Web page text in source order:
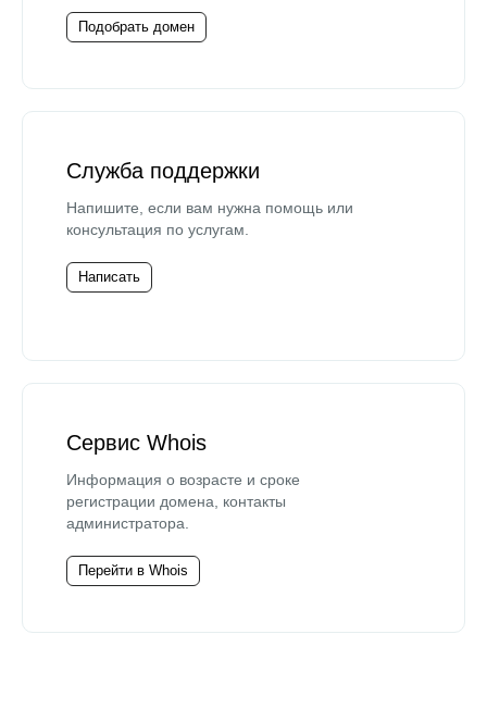
Подобрать домен
Служба поддержки
Напишите, если вам нужна помощь или
консультация по услугам.
Написать
Сервис Whois
Информация о возрасте и сроке
регистрации домена, контакты
администратора.
Перейти в Whois